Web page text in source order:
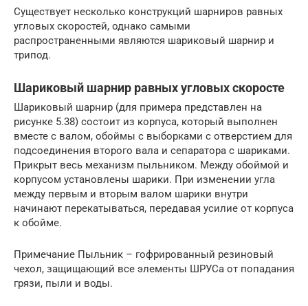
Существует несколько конструкций шарниров равных
угловых скоростей, однако самыми
распространенными являются шариковый шарнир и
трипод.
Шариковый шарнир равных угловых скоросте
Шариковый шарнир (для примера представлен на
рисунке 5.38) состоит из корпуса, который выполнен
вместе с валом, обоймы с выборками с отверстием для
подсоединения второго вала и сепаратора с шариками.
Прикрыт весь механизм пыльником. Между обоймой и
корпусом установлены шарики. При изменении угла
между первым и вторым валом шарики внутри
начинают перекатываться, передавая усилие от корпуса
к обойме.
Примечание Пыльник – гофрированный резиновый
чехол, защищающий все элементы ШРУСа от попадания
грязи, пыли и воды.